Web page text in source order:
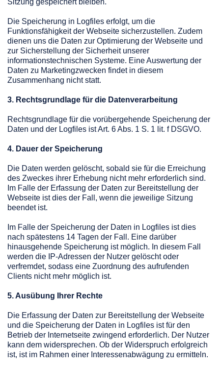
Sitzung gespeichert bleiben.
Die Speicherung in Logfiles erfolgt, um die
Funktionsfähigkeit der Webseite sicherzustellen. Zudem
dienen uns die Daten zur Optimierung der Webseite und
zur Sicherstellung der Sicherheit unserer
informationstechnischen Systeme. Eine Auswertung der
Daten zu Marketingzwecken findet in diesem
Zusammenhang nicht statt.
3. Rechtsgrundlage für die Datenverarbeitung
Rechtsgrundlage für die vorübergehende Speicherung der
Daten und der Logfiles ist Art. 6 Abs. 1 S. 1 lit. f DSGVO.
4. Dauer der Speicherung
Die Daten werden gelöscht, sobald sie für die Erreichung
des Zweckes ihrer Erhebung nicht mehr erforderlich sind.
Im Falle der Erfassung der Daten zur Bereitstellung der
Webseite ist dies der Fall, wenn die jeweilige Sitzung
beendet ist.
Im Falle der Speicherung der Daten in Logfiles ist dies
nach spätestens 14 Tagen der Fall. Eine darüber
hinausgehende Speicherung ist möglich. In diesem Fall
werden die IP-Adressen der Nutzer gelöscht oder
verfremdet, sodass eine Zuordnung des aufrufenden
Clients nicht mehr möglich ist.
5. Ausübung Ihrer Rechte
Die Erfassung der Daten zur Bereitstellung der Webseite
und die Speicherung der Daten in Logfiles ist für den
Betrieb der Internetseite zwingend erforderlich. Der Nutzer
kann dem widersprechen. Ob der Widerspruch erfolgreich
ist, ist im Rahmen einer Interessenabwägung zu ermitteln.